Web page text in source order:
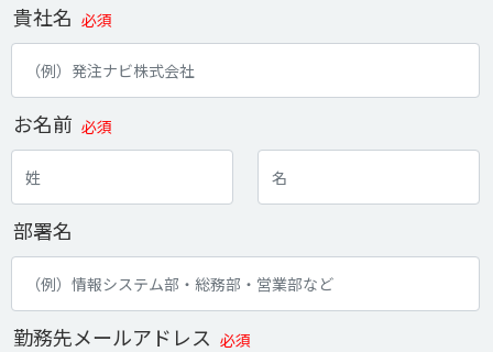
貴社名 必須
お名前 必須
部署名
勤務先メールアドレス 必須